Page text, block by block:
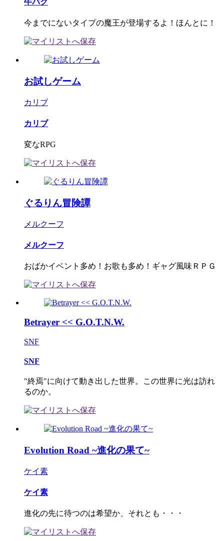
牛パク
今までにないタイプの魔王が登場するよ！ほんとに！
お試しゲーム
カリブ
カリブ
変なRPG
ぐるりん冒険譚
メルクーフ
メルクーフ
おばかイベント多め！お歌も多め！ギャグ風味ＲＰＧ
Betrayer << G.O.T.N.W.
SNF
SNF
"終焉"に向けて動き出した世界。この世界に光は訪れ
るのか。
Evolution Road ~進化の果て~
ケイ素
ケイ素
進化の先に待つのは希望か、それとも・・・